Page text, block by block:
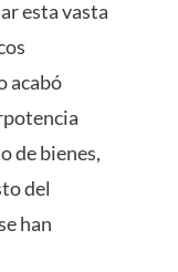
esta vasta
acabó
de bienes,
del
han